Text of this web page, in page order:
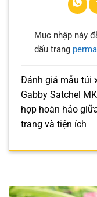
Mục nhập này
dấu trang
Đánh giá mẫu túi
Gabby Satchel
hợp hoàn hảo
trang và tiện ích